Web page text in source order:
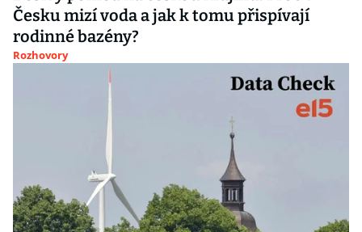
Česku mizí voda a jak k tomu přispívají
rodinné bazény?
Rozhovory